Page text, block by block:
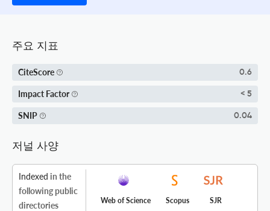
주요 지표
CiteScore 0.6
Impact Factor < 5
SNIP 0.04
저널 사양
Indexed in the
following public
directories
Web of Science Scopus SJR